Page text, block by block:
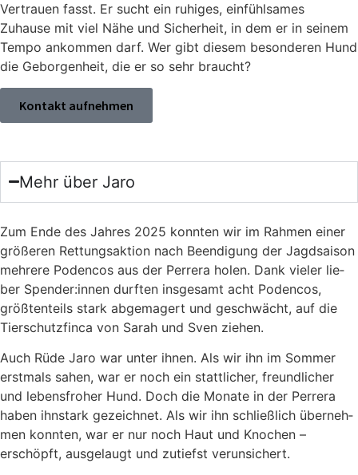
Vertrauen fasst. Er sucht ein ruhiges, einfühlsames
Zuhause mit viel Nähe und Sicherheit, in dem er in seinem
Tempo ankommen darf. Wer gibt diesem besonderen Hund
die Geborgenheit, die er so sehr braucht?
Kontakt aufnehmen
Mehr über Jaro
Zum Ende des Jah­res 2025 konn­ten wir im Rah­men einer
grö­ße­ren Ret­tungs­ak­ti­on nach Been­di­gung der Jagd­sai­son
meh­re­re Poden­cos aus der Per­rera holen. Dank vie­ler lie­
ber Spender:innen durf­ten ins­ge­samt acht Poden­cos,
größ­ten­teils stark abge­ma­gert und geschwächt, auf die
Tier­schutz­fin­ca von Sarah und Sven zie­hen.
Auch Rüde Jaro war unter ihnen. Als wir ihn im Som­mer
erst­mals sahen, war er noch ein statt­li­cher, freund­li­cher
und lebens­fro­her Hund. Doch die Mona­te in der Per­rera
haben ihn­stark gezeich­net. Als wir ihn schließ­lich über­neh­
men konn­ten, war er nur noch Haut und Kno­chen –
erschöpft, aus­ge­laugt und zutiefst ver­un­si­chert.